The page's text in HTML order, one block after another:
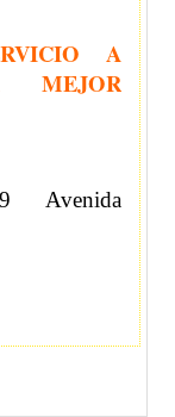
A
MEJOR
Avenida